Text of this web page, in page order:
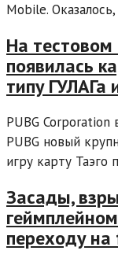
Mobile.
На тестовом
появилась
типу ГУЛАГа
PUBG Corporation
PUBG новый
игру карту Таэго
Засады,
переходу